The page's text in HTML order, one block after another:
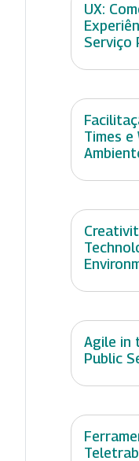
UX:
Serviço
Times e
Agile in
Public